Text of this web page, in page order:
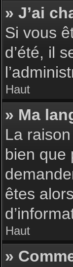
» J’ai
Si vous
d’été, il
Haut
» Ma
La
bien que
êtes
Haut
»